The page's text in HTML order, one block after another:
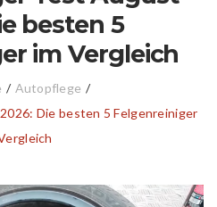
besten 5
im Vergleich
/ Autopflege /
Die besten 5 Felgenreiniger